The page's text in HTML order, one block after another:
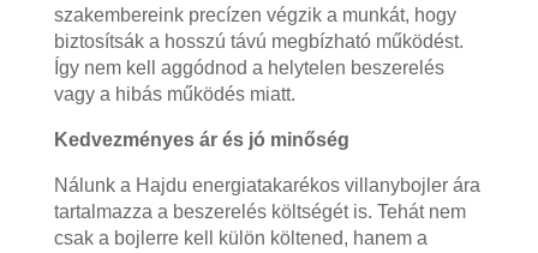
szakembereink precízen végzik a munkát, hogy
biztosítsák a hosszú távú megbízható működést.
Így nem kell aggódnod a helytelen beszerelés
vagy a hibás működés miatt.
Kedvezményes ár és jó minőség
Nálunk a Hajdu energiatakarékos villanybojler ára
tartalmazza a beszerelés költségét is. Tehát nem
csak a bojlerre kell külön költened, hanem a